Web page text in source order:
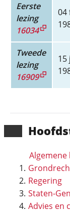
Algemene
Regering
Staten-
Advies en
Eerste
lezing
16034
04
Tweede
lezing
16909
15